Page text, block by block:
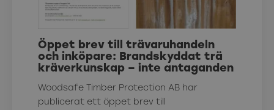
Öppet brev till trävaruhandeln
och inköpare: Brandskyddat trä
kräverkunskap – inte antaganden
Woodsafe Timber Protection AB har
publicerat ett öppet brev till